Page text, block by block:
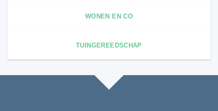
WONEN EN CO
TUINGEREEDSCHAP